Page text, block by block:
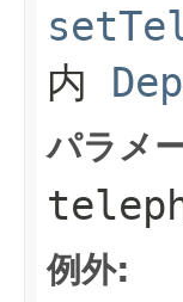
内
パラメ
例外: